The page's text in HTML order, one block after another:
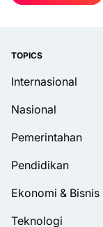
TOPICS
Internasional
Nasional
Pemerintahan
Pendidikan
Ekonomi & Bisnis
Teknologi